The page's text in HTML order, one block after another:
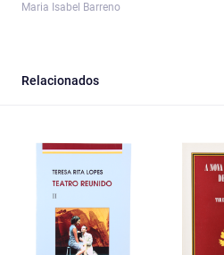
Maria Isabel Barreno
Relacionados